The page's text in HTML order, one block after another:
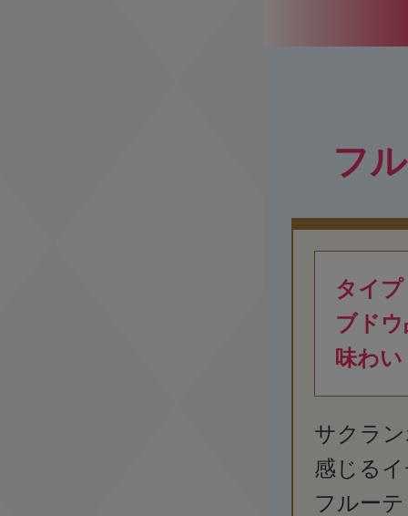
フ
タイプ
ブド
味わい
サクラ
感じる
フルー